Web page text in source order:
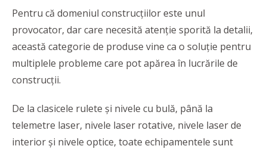
Pentru că domeniul construcțiilor este unul
provocator, dar care necesită atenție sporită la detalii,
această categorie de produse vine ca o soluție pentru
multiplele probleme care pot apărea în lucrările de
construcții.
De la clasicele rulete și nivele cu bulă, până la
telemetre laser, nivele laser rotative, nivele laser de
interior și nivele optice, toate echipamentele sunt